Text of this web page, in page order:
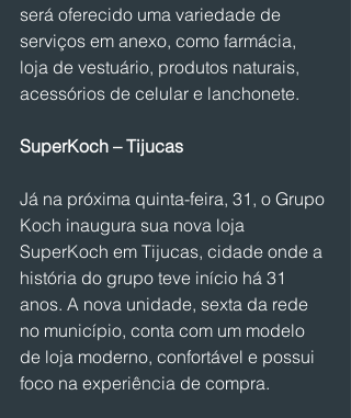
será oferecido uma variedade de
serviços em anexo, como farmácia,
loja de vestuário, produtos naturais,
acessórios de celular e lanchonete.
SuperKoch – Tijucas
Já na próxima quinta-feira, 31, o Grupo
Koch inaugura sua nova loja
SuperKoch em Tijucas, cidade onde a
história do grupo teve início há 31
anos. A nova unidade, sexta da rede
no município, conta com um modelo
de loja moderno, confortável e possui
foco na experiência de compra.